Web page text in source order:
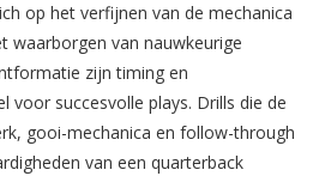
op het verfijnen van de mechanica
waarborgen van nauwkeurige
zijn timing en
voor succesvolle plays. Drills die de
gooi-mechanica en follow-through
van een quarterback